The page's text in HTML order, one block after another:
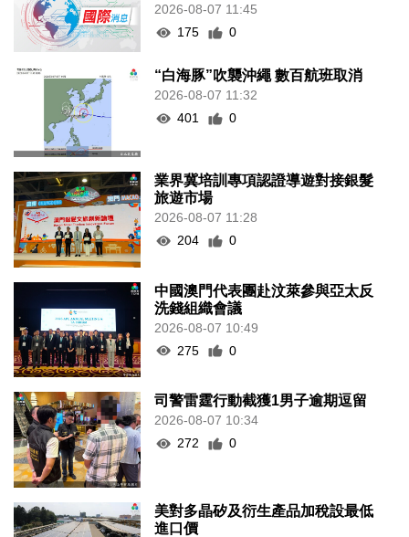
2026-08-07 11:45
175
0
“白海豚”吹襲沖繩 數百航班取消
2026-08-07 11:32
401
0
業界冀培訓專項認證導遊對接銀髮
旅遊市場
2026-08-07 11:28
204
0
中國澳門代表團赴汶萊參與亞太反
洗錢組織會議
2026-08-07 10:49
275
0
司警雷霆行動截獲1男子逾期逗留
2026-08-07 10:34
272
0
美對多晶矽及衍生產品加稅設最低
進口價